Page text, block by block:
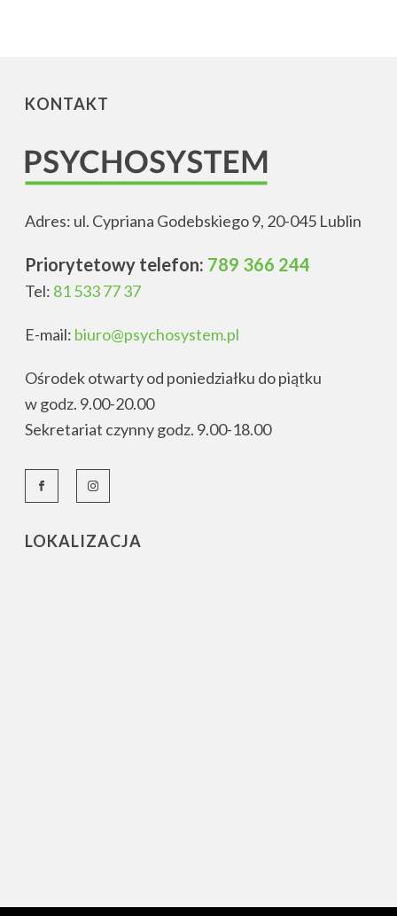
KONTAKT
Adres: ul. Cypriana Godebskiego 9, 20-045 Lublin
Priorytetowy telefon: 789 366 244
Tel: 81 533 77 37
E-mail: biuro@psychosystem.pl
Ośrodek otwarty od poniedziałku do piątku
w godz. 9.00-20.00
Sekretariat czynny godz. 9.00-18.00
LOKALIZACJA